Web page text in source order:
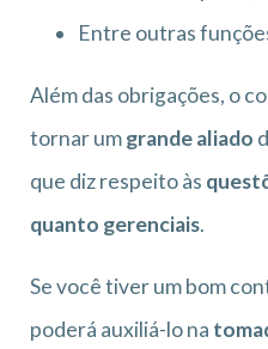
Entre outras
Além das obrigações, o
tornar umgrande aliado
que diz respeito às
quanto gerenciais.
Se você tiver um bom
poderá auxiliá-lo na